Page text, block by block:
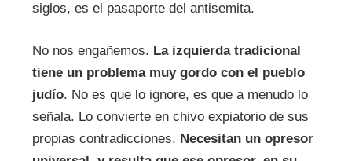
siglos, es el pasaporte del antisemita.
No nos engañemos. La izquierda tradicional
tiene un problema muy gordo con el pueblo
judío. No es que lo ignore, es que a menudo lo
señala. Lo convierte en chivo expiatorio de sus
propias contradicciones. Necesitan un opresor